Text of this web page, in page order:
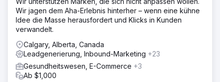
Die Anwaltskanzlei erhält 2–3 Hinweise pro Monat,
wodurch die Zahl der Beratungen steigt.
Zur Agenturseite
Wir jagen dem Aha-Erlebnis hinterher – wenn eine kühne
Idee die Masse herausfordert und Klicks in Kunden
verwandelt.
Calgary, Alberta, Canada
Leadgenerierung, Inbound-Marketing +23
Gesundheitswesen, E-Commerce +3
Ab $1,000